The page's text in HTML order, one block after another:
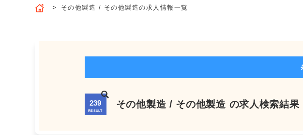
よ
その他製造 / その他製造の求人情報一覧
239
RESULT
その他製造 / その他製造 の求人検索結果